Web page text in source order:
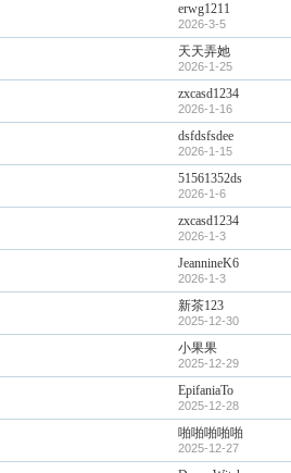
erwg1211
2026-3-5
天天弄她
2026-1-25
zxcasd1234
2026-1-16
dsfdsfsdee
2026-1-15
51561352ds
2026-1-6
zxcasd1234
2026-1-3
JeannineK6
2026-1-3
新茶123
2025-12-30
小果果
2025-12-29
EpifaniaTo
2025-12-28
啪啪啪啪啪
2025-12-27